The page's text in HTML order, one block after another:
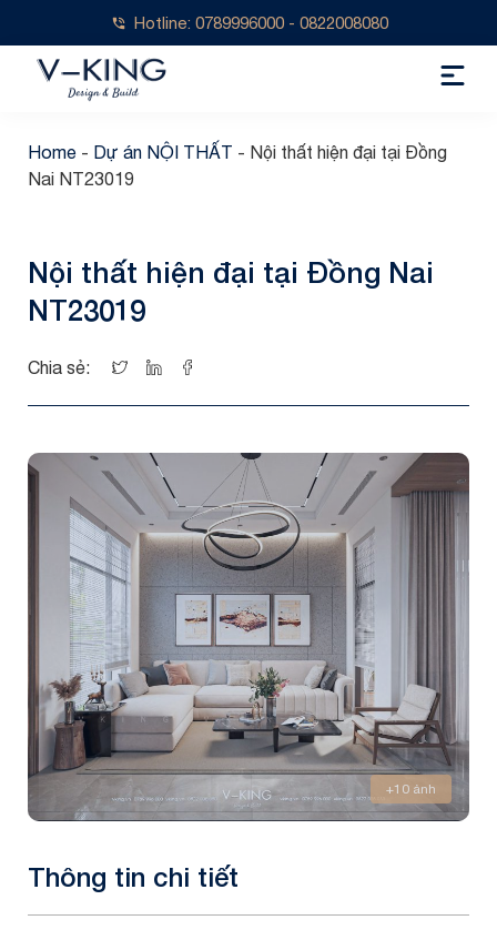
Hotline: 0789996000 - 0822008080
Home - Dự án NỘI THẤT - Nội thất hiện đại tại Đồng
Nai NT23019
Nội thất hiện đại tại Đồng Nai
NT23019
Chia sẻ:
+10 ảnh
Thông tin chi tiết